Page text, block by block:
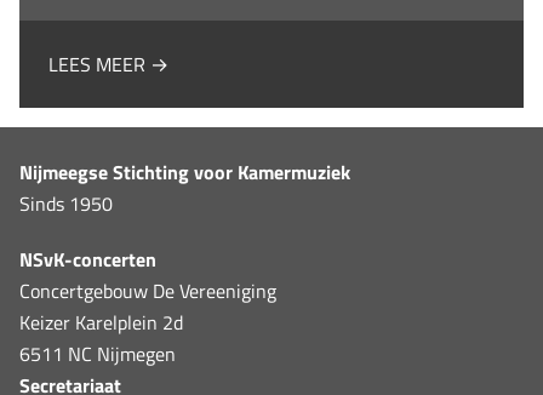
LEES MEER →
Nijmeegse Stichting voor Kamermuziek
Sinds 1950
NSvK-concerten
Concertgebouw De Vereeniging
Keizer Karelplein 2d
6511 NC Nijmegen
Secretariaat